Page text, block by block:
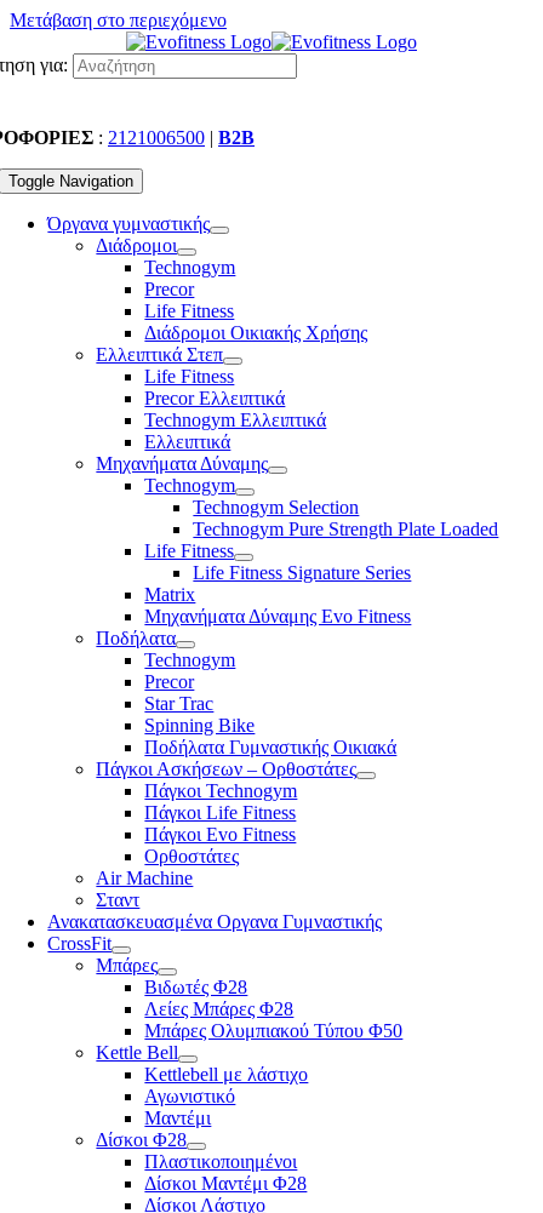
Μετάβαση στο περιεχόμενο
για:
: 2121006500 | B2B
Toggle Navigation
Όργανα γυμναστικής
Διάδρομοι
Technogym
Precor
Life Fitness
Διάδρομοι Οικιακής Χρήσης
Ελλειπτικά Στεπ
Life Fitness
Precor Ελλειπτικά
Technogym Ελλειπτικά
Ελλειπτικά
Μηχανήματα Δύναμης
Technogym
Technogym Selection
Technogym Pure Strength Plate Loaded
Life Fitness
Life Fitness Signature Series
Matrix
Μηχανήματα Δύναμης Evo Fitness
Ποδήλατα
Technogym
Precor
Star Trac
Spinning Bike
Ποδήλατα Γυμναστικής Οικιακά
Πάγκοι Ασκήσεων – Ορθοστάτες
Πάγκοι Technogym
Πάγκοι Life Fitness
Πάγκοι Evo Fitness
Ορθοστάτες
Air Machine
Σταντ
Ανακατασκευασμένα Οργανα Γυμναστικής
CrossFit
Μπάρες
Βιδωτές Φ28
Λείες Μπάρες Φ28
Μπάρες Ολυμπιακού Τύπου Φ50
Kettle Bell
Kettlebell με λάστιχο
Αγωνιστικό
Μαντέμι
Δίσκοι Φ28
Πλαστικοποιημένοι
Δίσκοι Μαντέμι Φ28
Δίσκοι Λάστιχο